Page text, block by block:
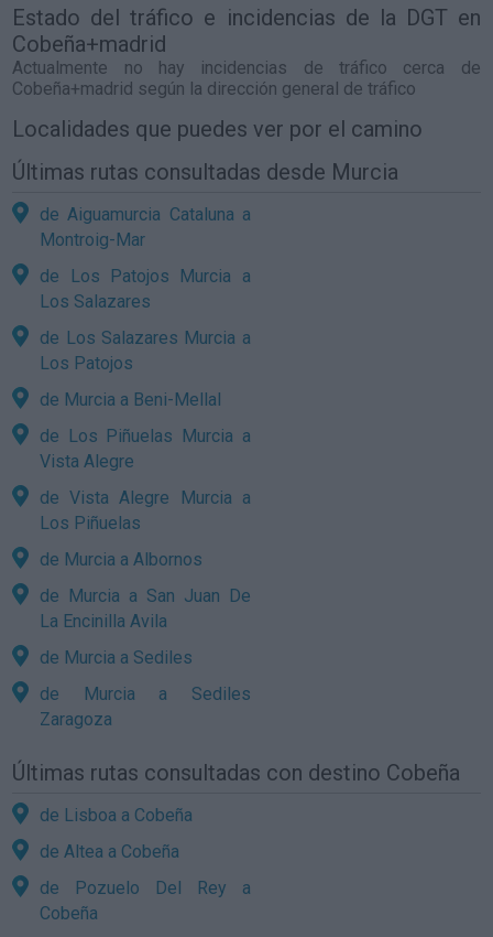
Estado del tráfico e incidencias de la DGT en
Cobeña+madrid
Actualmente no hay incidencias de tráfico cerca de
Cobeña+madrid según la dirección general de tráfico
Localidades que puedes ver por el camino
Últimas rutas consultadas desde Murcia
de Aiguamurcia Cataluna a
Montroig-Mar
de Los Patojos Murcia a
Los Salazares
de Los Salazares Murcia a
Los Patojos
de Murcia a Beni-Mellal
de Los Piñuelas Murcia a
Vista Alegre
de Vista Alegre Murcia a
Los Piñuelas
de Murcia a Albornos
de Murcia a San Juan De
La Encinilla Avila
de Murcia a Sediles
de Murcia a Sediles
Zaragoza
Últimas rutas consultadas con destino Cobeña
de Lisboa a Cobeña
de Altea a Cobeña
de Pozuelo Del Rey a
Cobeña